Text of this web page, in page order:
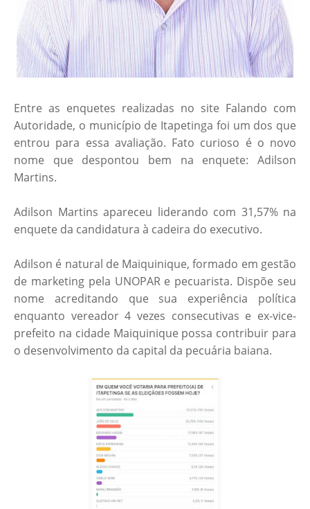
Entre as enquetes realizadas no site Falando com
Autoridade, o município de Itapetinga foi um dos que
entrou para essa avaliação. Fato curioso é o novo
nome que despontou bem na enquete: Adilson
Martins.
Adilson Martins apareceu liderando com 31,57% na
enquete da candidatura à cadeira do executivo.
Adilson é natural de Maiquinique, formado em gestão
de marketing pela UNOPAR e pecuarista. Dispõe seu
nome acreditando que sua experiência política
enquanto vereador 4 vezes consecutivas e ex-vice-
prefeito na cidade Maiquinique possa contribuir para
o desenvolvimento da capital da pecuária baiana.